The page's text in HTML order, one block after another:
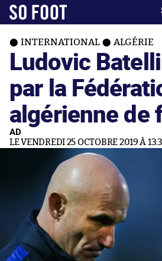
INTERNATIONAL ALGÉRIE
Ludovic
par la
algérienne de
AD
LE VENDREDI 25 OCTOBRE 2019 À